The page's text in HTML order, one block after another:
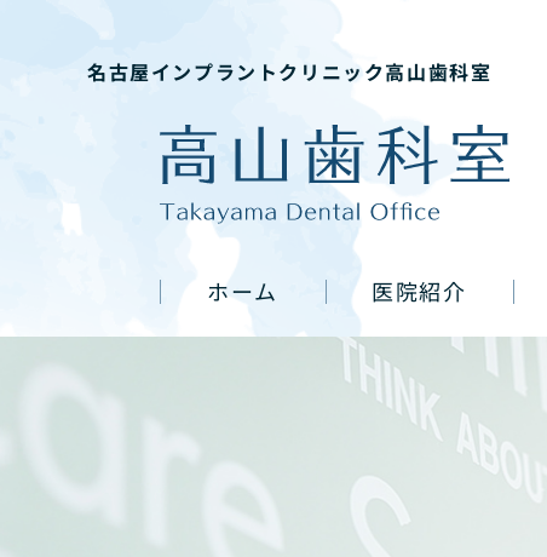
名古屋インプラントクリニック高山歯科室
ホーム 医院紹介